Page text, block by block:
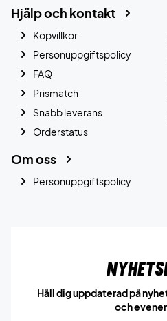
Hjälp och kontakt
Köpvillkor
Personuppgiftspolicy
FAQ
Prismatch
Snabb leverans
Orderstatus
Om oss
Personuppgiftspolicy
Håll dig uppdaterad på
och